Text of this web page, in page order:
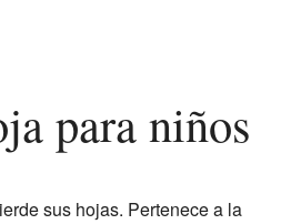
para niños
sus hojas. Pertenece a la